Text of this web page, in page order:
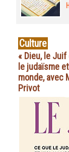
Culture
« Dieu, le
le judaïsme
monde, avec
Privot